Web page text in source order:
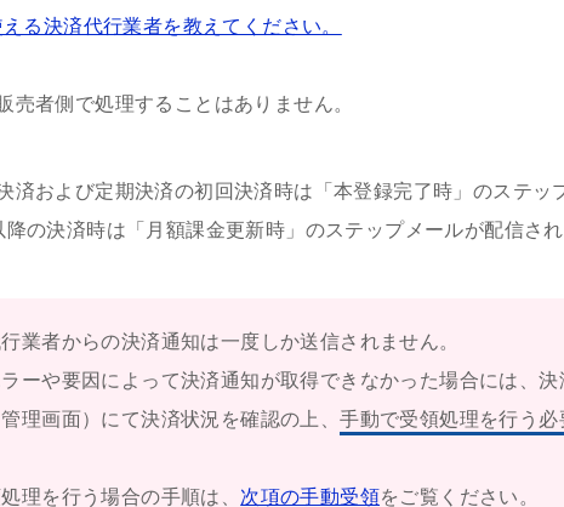
る決済代行業者を教えてください。
売者側で処理することはありません。
済および定期決済の初回決済時は「本登録完了時」のステッ
の決済時は「月額課金更新時」のステップメールが配信され
業者からの決済通知は一度しか送信されません。
ーや要因によって決済通知が取得できなかった場合には、
理画面）にて決済状況を確認の上、手動で受領処理を行う必
理を行う場合の手順は、 次項の手動受領をご覧ください。